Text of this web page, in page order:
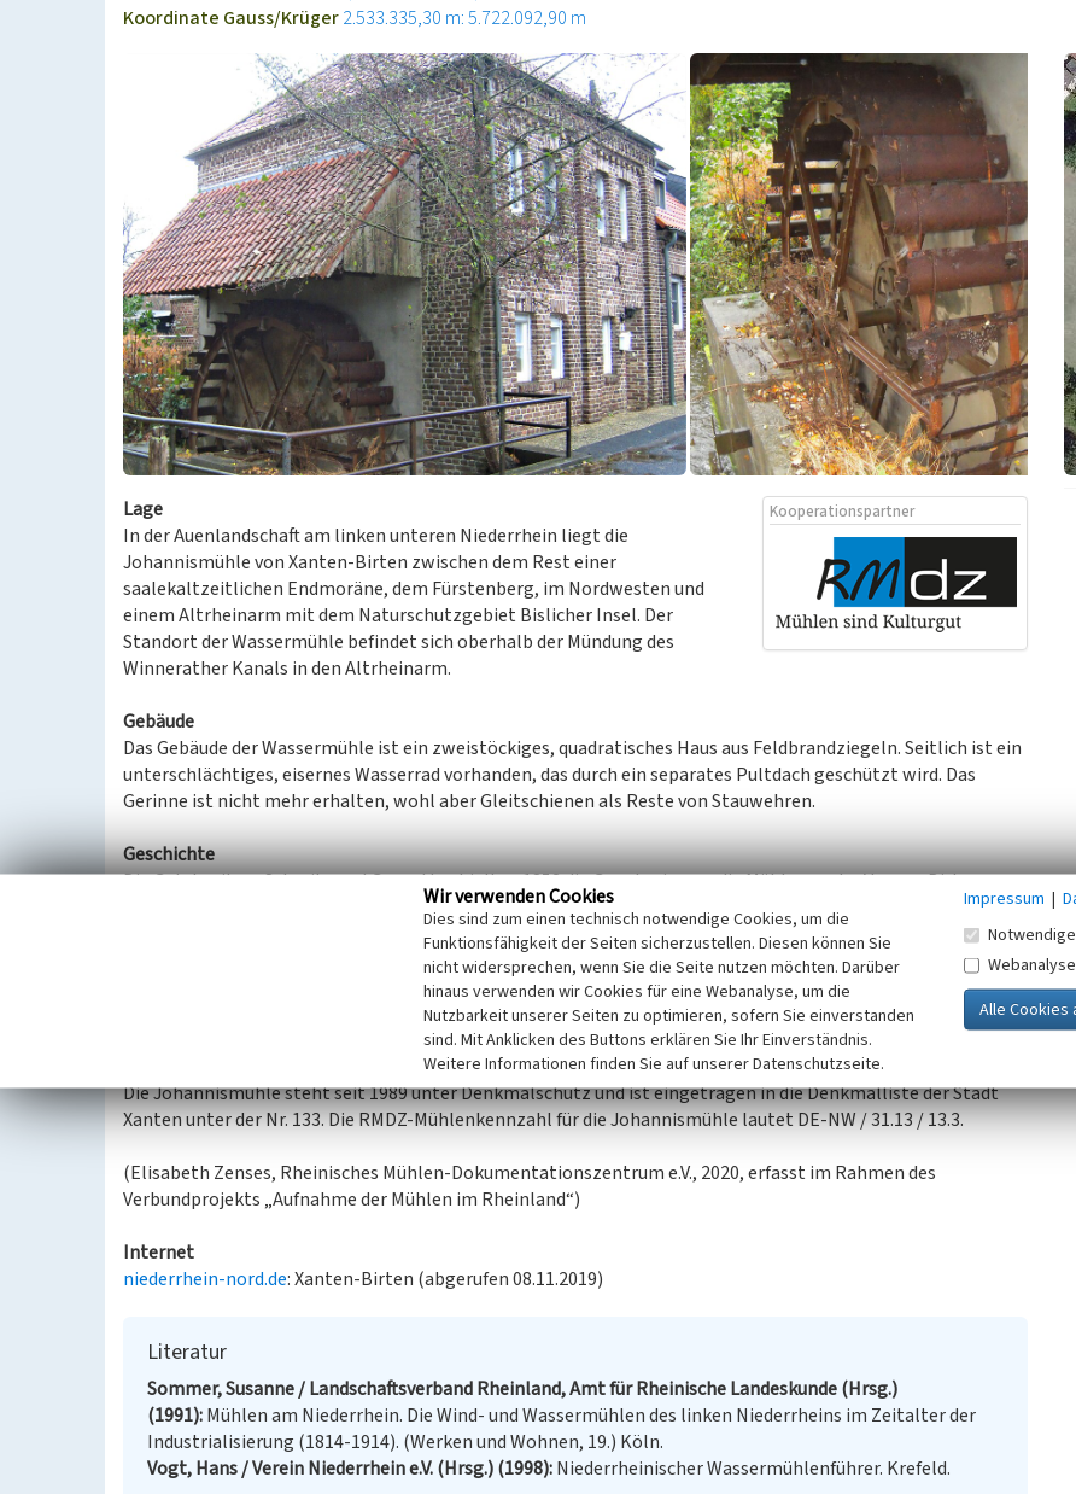
Koordinate Gauss/Krüger2.533.335,30 m: 5.722.092,90 m
Kooperationspartner
Lage
In der Auenlandschaft am linken unteren Niederrhein liegt die
Johannismühle von Xanten-Birten zwischen dem Rest einer
saalekaltzeitlichen Endmoräne, dem Fürstenberg, im Nordwesten und
einem Altrheinarm mit dem Naturschutzgebiet Bislicher Insel. Der
Standort der Wassermühle befindet sich oberhalb der Mündung des
Winnerather Kanals in den Altrheinarm.
Gebäude
Das Gebäude der Wassermühle ist ein zweistöckiges, quadratisches Haus aus Feldbrandziegeln. Seitlich ist ein
unterschlächtiges, eisernes Wasserrad vorhanden, das durch ein separates Pultdach geschützt wird. Das
Gerinne ist nicht mehr erhalten, wohl aber Gleitschienen als Reste von Stauwehren.
Geschichte
Die Gutsbesitzer Schmitz und Gerpott erhielten 1853 die Genehmigung, die Mühle von der Veener-Birtener
Ley an den Winnerather Kanal zu verlegen. Diese alte Mühle stand westlich von der klevischen Burg
Winnenthal. Die neue Mühle besaß zwei Mahlgänge, einen für Roggen und einen für Weizen.
Der Eigentümer der Wassermühle am Winnerather Kanal war 1867 Johann Anton Schmitz aus Birten,
vemutlich der Namensgeber für „Johannismühle“.
Heute wird die Mühle als Wohnhaus genutzt.
Die Johannismühle steht seit 1989 unter Denkmalschutz und ist eingetragen in die Denkmalliste der Stadt
Xanten unter der Nr. 133. Die RMDZ-Mühlenkennzahl für die Johannismühle lautet DE-NW / 31.13 / 13.3.
(Elisabeth Zenses, Rheinisches Mühlen-Dokumentationszentrum e.V., 2020, erfasst im Rahmen des
Verbundprojekts „Aufnahme der Mühlen im Rheinland“)
Internet
niederrhein-nord.de: Xanten-Birten (abgerufen 08.11.2019)
Literatur
Sommer, Susanne / Landschaftsverband Rheinland, Amt für Rheinische Landeskunde (Hrsg.)
(1991) Mühlen am Niederrhein. Die Wind- und Wassermühlen des linken Niederrheins im Zeitalter der
Industrialisierung (1814-1914). (Werken und Wohnen, 19.) Köln.
Vogt, Hans / Verein Niederrhein e.V. (Hrsg.) (1998) Niederrheinischer Wassermühlenführer. Krefeld.
Wir verwenden Cookies
Dies sind zum einen technisch notwendige Cookies, um die
Funktionsfähigkeit der Seiten sicherzustellen. Diesen können Sie
nicht widersprechen, wenn Sie die Seite nutzen möchten. Darüber
hinaus verwenden wir Cookies für eine Webanalyse, um die
Nutzbarkeit unserer Seiten zu optimieren, sofern Sie einverstanden
sind. Mit Anklicken des Buttons erklären Sie Ihr Einverständnis.
Weitere Informationen finden Sie auf unserer Datenschutzseite.
Impressum |
Webanalyse